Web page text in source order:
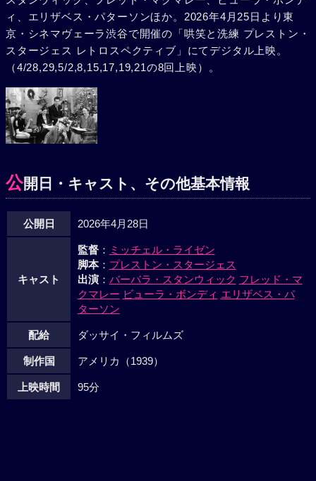
ィ、エリザベス・パターソンほか。2026年4月25日より東
京・シネマヴェーラ渋谷で開催の「哄笑と洗練 プレストン・
スタージェス レトロスペクティブ」にてデジタル上映。
（4/28,29,5/2,8,15,17,19,21の8回上映）。
公開日・キャスト、その他基本情報
公開日 2026年4月28日
キャスト
監督： ミッチェル・ライゼン
脚本： プレストン・スタージェス
出演： バーバラ・スタンウィック フレッド・マ
クマレー ビューラ・ボンディ エリザベス・パ
ターソン
配給 ダッサイ・フィルムズ
制作国 アメリカ（1939）
上映時間 95分